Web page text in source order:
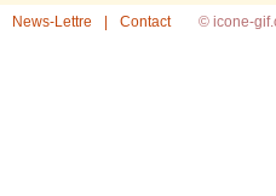
News-Lettre Contact © icone-